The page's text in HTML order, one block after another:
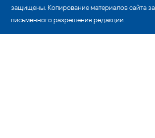
защищены. Копирование материалов сайта
письменного разрешения редакции.